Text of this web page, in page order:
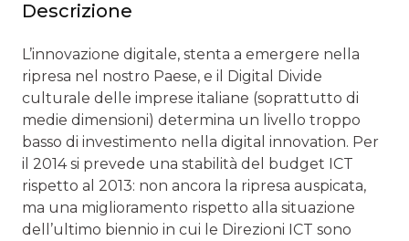
Descrizione
L’innovazione digitale, stenta a emergere nella
ripresa nel nostro Paese, e il Digital Divide
culturale delle imprese italiane (soprattutto di
medie dimensioni) determina un livello troppo
basso di investimento nella digital innovation. Per
il 2014 si prevede una stabilità del budget ICT
rispetto al 2013: non ancora la ripresa auspicata,
ma una miglioramento rispetto alla situazione
dell’ultimo biennio in cui le Direzioni ICT sono